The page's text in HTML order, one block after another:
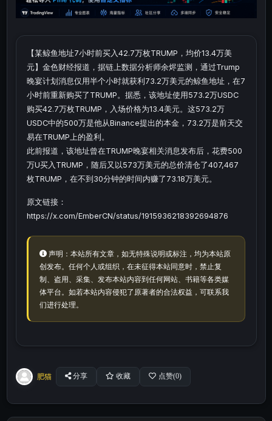
【某鲸鱼地址7小时前买入42.7万枚TRUMP，均价13.4万美
元】金色财经报道，据链上数据分析师余烬监测，通过Trump
晚宴计划消息仅用半个小时就获利73.2万美元的鲸鱼地址，在7
小时前重新购买了TRUMP。据悉，该地址使用573.2万USDC
购买42.7万枚TRUMP，入场价格为13.4美元。这573.2万
USDC中的500万是他从Binance提出的本金，73.2万是前天交
易在TRUMP上的盈利。
此前报道，该地址曾在TRUMP晚宴相关消息发布后，花费500
万U买入TRUMP，随后又以573万美元的总价清仓了407,467
枚TRUMP，在不到30分钟的时间内赚了73.18万美元。
原文链接：
https://x.com/EmberCN/status/1915936218392694876
声明：本站所有文章，如无特殊说明或标注，均为本站原
创发布。任何个人或组织，在未征得本站同意时，禁止复
制、盗用、采集、发布本站内容到任何网站、书籍等各类媒
体平台。如若本站内容侵犯了原著者的合法权益，可联系我
们进行处理。
肥猫 分享 收藏 点赞(0)